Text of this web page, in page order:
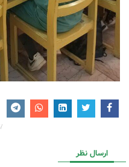
ارسال نظر